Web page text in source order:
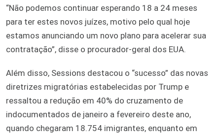
“Não podemos continuar esperando 18 a 24 meses
para ter estes novos juízes, motivo pelo qual hoje
estamos anunciando um novo plano para acelerar sua
contratação”, disse o procurador-geral dos EUA.
Além disso, Sessions destacou o “sucesso” das novas
diretrizes migratórias estabelecidas por Trump e
ressaltou a redução em 40% do cruzamento de
indocumentados de janeiro a fevereiro deste ano,
quando chegaram 18.754 imigrantes, enquanto em